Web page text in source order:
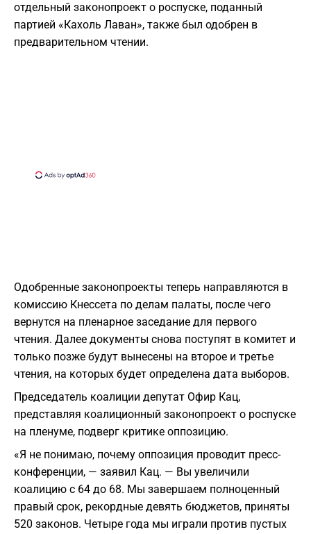
отдельный законопроект о роспуске, поданный
партией «Кахоль Лаван», также был одобрен в
предварительном чтении.
Одобренные законопроекты теперь направляются в
комиссию Кнессета по делам палаты, после чего
вернутся на пленарное заседание для первого
чтения. Далее документы снова поступят в комитет и
только позже будут вынесены на второе и третье
чтения, на которых будет определена дата выборов.
Председатель коалиции депутат Офир Кац,
представляя коалиционный законопроект о роспуске
на пленуме, подверг критике оппозицию.
«Я не понимаю, почему оппозиция проводит пресс-
конференции, — заявил Кац. — Вы увеличили
коалицию с 64 до 68. Мы завершаем полноценный
правый срок, рекордные девять бюджетов, приняты
520 законов. Четыре года мы играли против пустых